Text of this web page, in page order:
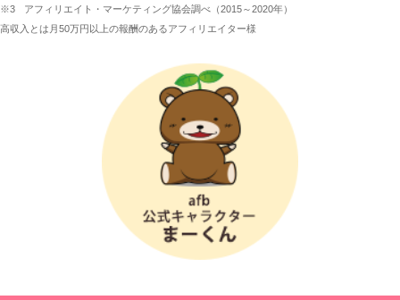
※3
アフィリエイト・マーケティング協会調べ（2015～2020年）
高収入とは月50万円以上の報酬のあるアフィリエイター様